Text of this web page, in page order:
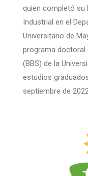
quien completó su
Industrial en el
Universitario de
programa doctoral
(BBS) de la
estudios
septiembre de